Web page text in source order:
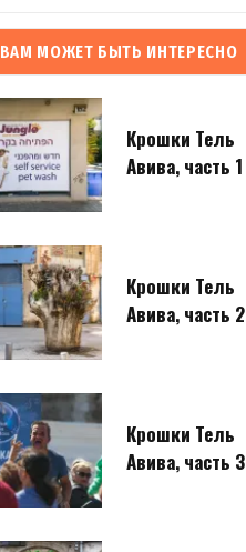
ВАМ МОЖЕТ БЫТЬ ИНТЕРЕСНО
Крошки Тель
Авива, часть 1
Крошки Тель
Авива, часть 2
Крошки Тель
Авива, часть 3